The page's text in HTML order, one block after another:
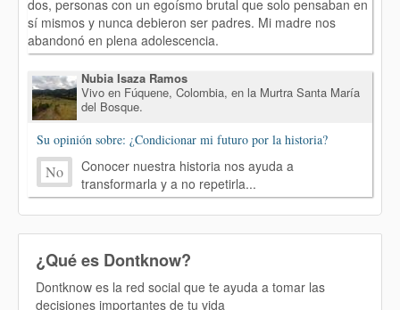
dos, personas con un egoísmo brutal que solo pensaban en
sí mismos y nunca debieron ser padres. Mi madre nos
abandonó en plena adolescencia.
Nubia Isaza Ramos
Vivo en Fúquene, Colombia, en la Murtra Santa María
del Bosque.
Su opinión sobre: ¿Condicionar mi futuro por la historia?
No
Conocer nuestra historia nos ayuda a
transformarla y a no repetirla...
¿Qué es Dontknow?
Dontknow es la red social que te ayuda a tomar las
decisiones importantes de tu vida